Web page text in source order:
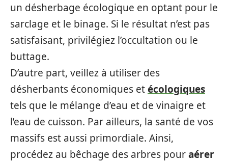
un désherbage écologique en optant pour le
sarclage et le binage. Si le résultat n’est pas
satisfaisant, privilégiez l’occultation ou le
buttage.
D’autre part, veillez à utiliser des
désherbants économiques etécologiques
tels que le mélange d’eau et de vinaigre et
l’eau de cuisson. Par ailleurs, la santé de vos
massifs est aussi primordiale. Ainsi,
procédez au bêchage des arbres pouraérer